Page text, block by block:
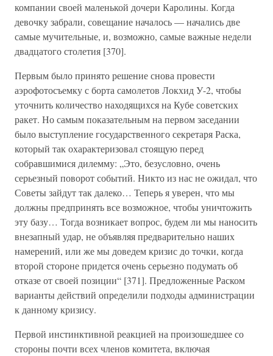
компании своей маленькой дочери Каролины. Когда
девочку забрали, совещание началось — начались две
самые мучительные, и, возможно, самые важные недели
двадцатого столетия [370].
Первым было принято решение снова провести
аэрофотосъемку с борта самолетов Локхид У-2, чтобы
уточнить количество находящихся на Кубе советских
ракет. Но самым показательным на первом заседании
было выступление государственного секретаря Раска,
который так охарактеризовал стоящую перед
собравшимися дилемму: „Это, безусловно, очень
серьезный поворот событий. Никто из нас не ожидал, что
Советы зайдут так далеко… Теперь я уверен, что мы
должны предпринять все возможное, чтобы уничтожить
эту базу… Тогда возникает вопрос, будем ли мы наносить
внезапный удар, не объявляя предварительно наших
намерений, или же мы доведем кризис до точки, когда
второй стороне придется очень серьезно подумать об
отказе от своей позиции“ [371]. Предложенные Раском
варианты действий определили подходы администрации
к данному кризису.
Первой инстинктивной реакцией на произошедшее со
стороны почти всех членов комитета, включая